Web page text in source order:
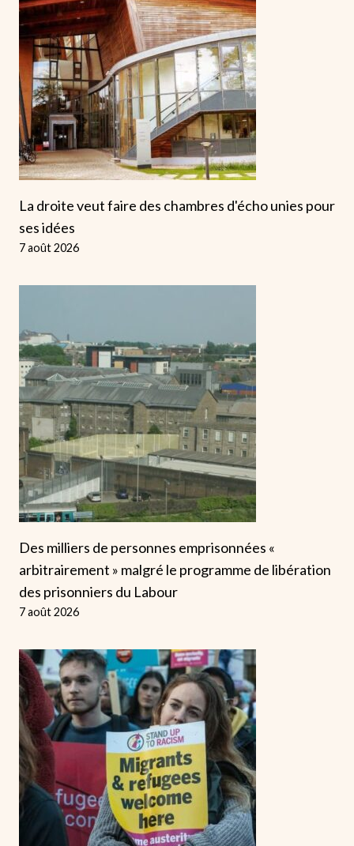
La droite veut faire des chambres d'écho unies pour
ses idées
7 août 2026
Des milliers de personnes emprisonnées «
arbitrairement » malgré le programme de libération
des prisonniers du Labour
7 août 2026